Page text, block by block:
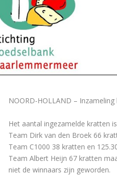
NOORD-HOLLAND –
Het aantal ingezamelde kratten
Team Dirk van den Broek 66
Team C1000 38 kratten en
Team Albert Heijn 67 kratten
niet de winnaars zijn geworden.